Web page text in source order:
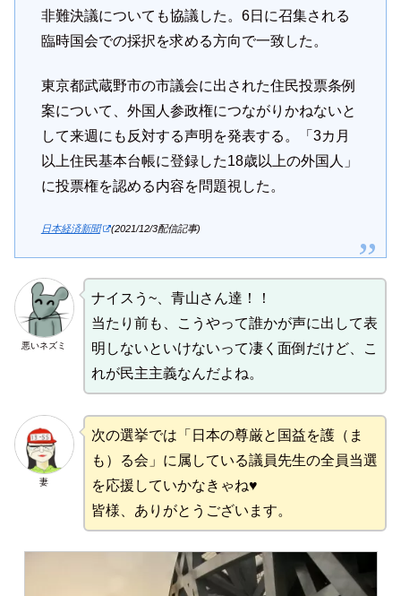
非難決議についても協議した。6日に召集される
臨時国会での採択を求める方向で一致した。
東京都武蔵野市の市議会に出された住民投票条例
案について、外国人参政権につながりかねないと
して来週にも反対する声明を発表する。「3カ月
以上住民基本台帳に登録した18歳以上の外国人」
に投票権を認める内容を問題視した。
日本経済新聞 (2021/12/3配信記事)
悪いネズミ
ナイスう~、青山さん達！！
当たり前も、こうやって誰かが声に出して表
明しないといけないって凄く面倒だけど、こ
れが民主主義なんだよね。
妻
次の選挙では「日本の尊厳と国益を護（ま
も）る会」に属している議員先生の全員当選
を応援していかなきゃね♥
皆様、ありがとうございます。